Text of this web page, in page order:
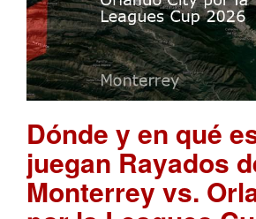
Dónde y en qué
juegan Rayados
Monterrey vs.